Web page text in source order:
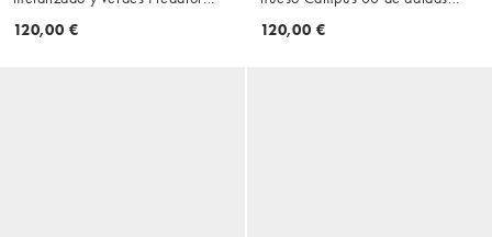
Sala de adidas Originals
120,00 €
Originals
120,00 €